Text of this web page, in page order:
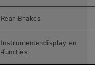
Rear Brakes
Instrumentendisplay en
-functies